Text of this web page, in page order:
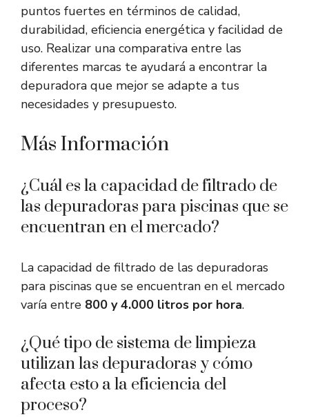
puntos fuertes en términos de calidad,
durabilidad, eficiencia energética y facilidad de
uso. Realizar una comparativa entre las
diferentes marcas te ayudará a encontrar la
depuradora que mejor se adapte a tus
necesidades y presupuesto.
Más Información
¿Cuál es la capacidad de filtrado de
las depuradoras para piscinas que se
encuentran en el mercado?
La capacidad de filtrado de las depuradoras
para piscinas que se encuentran en el mercado
varía entre 800 y 4.000 litros por hora.
¿Qué tipo de sistema de limpieza
utilizan las depuradoras y cómo
afecta esto a la eficiencia del
proceso?